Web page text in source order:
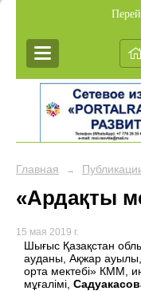
Главная →
«Ардақты
15 мая 2019 г.
Шығыс Қазақстан
ауданы, Ақжар
орта мектебі» КММ,
мұғалімі,